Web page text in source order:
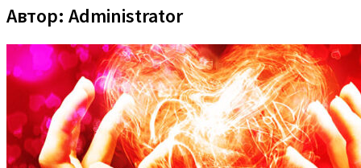
Автор: Administrator